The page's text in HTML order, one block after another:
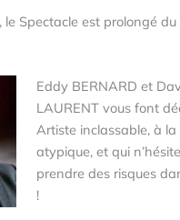
le Spectacle est prolongé
Eddy BERNARD et
LAURENT vous font
Artiste inclassable, à la
atypique, et qui
prendre des risques
!